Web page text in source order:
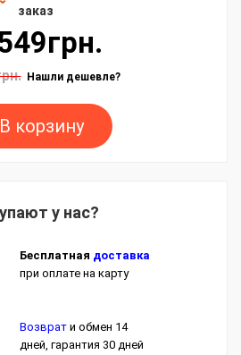
заказ
Нашли дешевле?
В корзину
у нас?
Бесплатная доставка
при оплате на карту
Возврат и обмен 14
дней, гарантия 30 дней